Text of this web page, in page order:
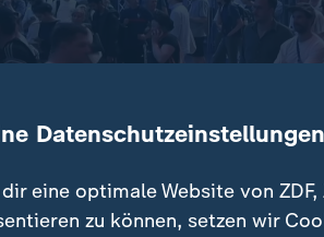
Datenschutzeinstellungen
eine optimale Website von
zu können, setzen wir